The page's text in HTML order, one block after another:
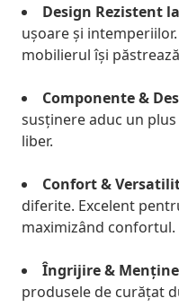
Design Rezistent
ușoare și
mobilierul își
Componente &
susținere aduc un
liber.
Confort &
diferite. Excelent
maximizând confortul.
Îngrijire &
produsele de curățat